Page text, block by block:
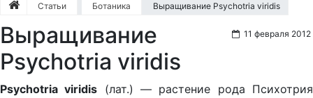
Статьи Ботаника Выращивание Psychotria viridis
11 февраля 2012
Выращивание
Psychotria viridis
Psychotria viridis (лат.) — растение рода Психотрия